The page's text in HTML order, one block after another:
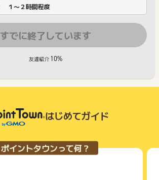
１〜２時間程度
すでに終了しています
友達紹介 10%
はじめてガイド
ポイントタウンって何？